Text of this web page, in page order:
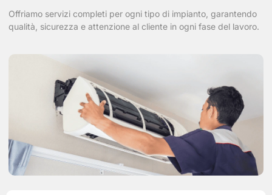
Offriamo servizi completi per ogni tipo di impianto, garantendo
qualità, sicurezza e attenzione al cliente in ogni fase del lavoro.